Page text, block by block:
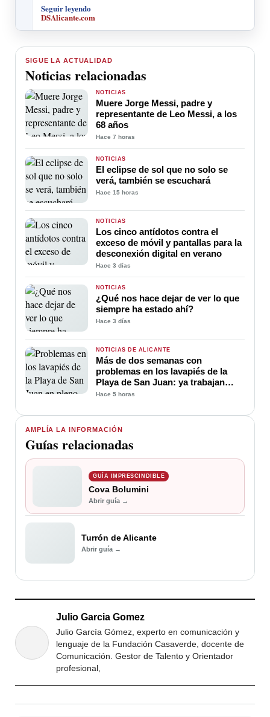
Seguir leyendo
DSAlicante.com
AMPLÍA LA INFORMACIÓN
Guías relacionadas
GUÍA IMPRESCINDIBLE
Cova Bolumini
Abrir guía →
Turrón de Alicante
Abrir guía →
SIGUE LA ACTUALIDAD
Noticias relacionadas
NOTICIAS
Muere Jorge Messi, padre y
representante de Leo Messi, a los
68 años
Hace 7 horas
NOTICIAS
El eclipse de sol que no solo se
verá, también se escuchará
Hace 15 horas
NOTICIAS
Los cinco antídotos contra el
exceso de móvil y pantallas para la
desconexión digital en verano
Hace 3 días
NOTICIAS
¿Qué nos hace dejar de ver lo que
siempre ha estado ahí?
Hace 3 días
NOTICIAS DE ALICANTE
Más de dos semanas con
problemas en los lavapiés de la
Playa de San Juan: ya trabajan
para soluciona
Hace 5 horas
Julio Garcia Gomez
Julio García Gómez, experto en comunicación y
lenguaje de la Fundación Casaverde, docente de
Comunicación. Gestor de Talento y Orientador
profesional,